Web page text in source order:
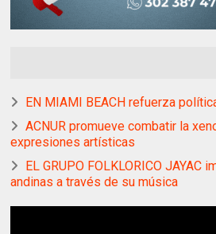
EN MIAMI BEACH refuerza
ACNUR promueve combatir la
expresiones artísticas
EL GRUPO FOLKLORICO JAYAC
andinas a través de su música